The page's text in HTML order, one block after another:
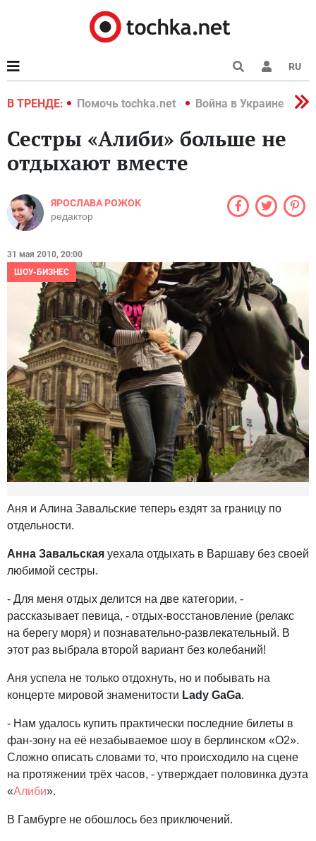
RU
В ТРЕНДЕ:
2022 Помочь tochka.net Война в Украине 2022
Сестры «Алиби» больше не
отдыхают вместе
ЯРОСЛАВА РОЖОК
редактор
31 мая 2010, 20:00
ШОУ-БИЗНЕС
Аня и Алина Завальские теперь ездят за границу по
отдельности.
Анна Завальская уехала отдыхать в Варшаву без своей
любимой сестры.
- Для меня отдых делится на две категории, -
рассказывает певица, - отдых-восстановление (релакс
на берегу моря) и познавательно-развлекательный. В
этот раз выбрала второй вариант без колебаний!
Аня успела не только отдохнуть, но и побывать на
концерте мировой знаменитости Lady GaGa.
- Нам удалось купить практически последние билеты в
фан-зону на её незабываемое шоу в берлинском «O2».
Сложно описать словами то, что происходило на сцене
на протяжении трёх часов, - утверждает половинка дуэта
«Алиби».
В Гамбурге не обошлось без приключений.